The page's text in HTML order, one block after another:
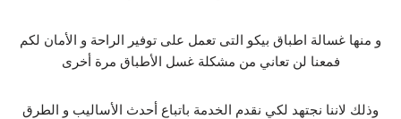
و منها غسالة اطباق بيكو التى تعمل على توفير الراحة و الأمان لكم
فمعنا لن تعاني من مشكلة غسل الأطباق مرة أخرى
وذلك لاننا نجتهد لكي نقدم الخدمة باتباع أحدث الأساليب و الطرق